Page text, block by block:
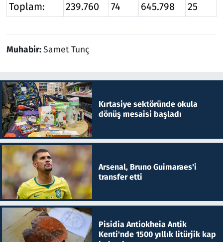
Toplam:
239.760 74 645.798 25
Muhabir:Samet Tunç
Kırtasiye sektöründe okula
dönüş mesaisi başladı
Arsenal, Bruno Guimaraes'i
transfer etti
Pisidia Antiokheia Antik
Kenti'nde 1500 yıllık litürjik kap